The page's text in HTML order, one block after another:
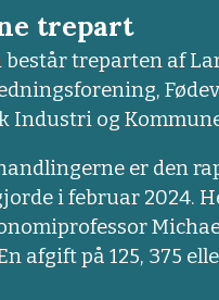
trepart
treparten af
Industri og
er den
i februar 2024.
afgift på 125, 375